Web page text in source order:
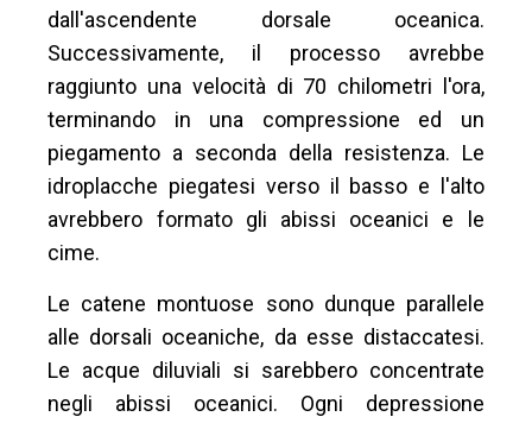
dall'ascendente dorsale oceanica.
Successivamente, il processo avrebbe
raggiunto una velocità di 70 chilometri l'ora,
terminando in una compressione ed un
piegamento a seconda della resistenza. Le
idroplacche piegatesi verso il basso e l'alto
avrebbero formato gli abissi oceanici e le
cime.
Le catene montuose sono dunque parallele
alle dorsali oceaniche, da esse distaccatesi.
Le acque diluviali si sarebbero concentrate
negli abissi oceanici. Ogni depressione